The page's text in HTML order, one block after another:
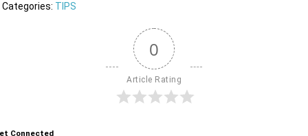
Categories: TIPS
0
Article Rating
Connected